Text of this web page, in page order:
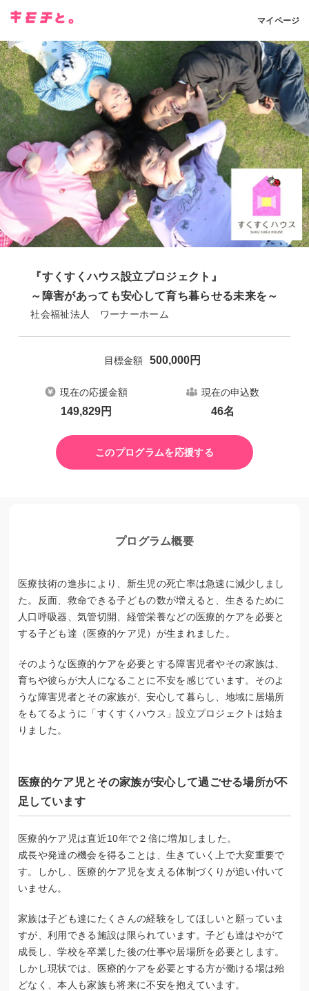
マイページ
『すくすくハウス設立プロジェクト』
～障害があっても安心して育ち暮らせる未来を～
社会福祉法人 ワーナーホーム
目標金額 500,000円
現在の応援金額
149,829円
現在の申込数
46名
このプログラムを応援する
プログラム概要
医療技術の進歩により、新生児の死亡率は急速に減少しまし
た。反面、救命できる子どもの数が増えると、生きるために
人口呼吸器、気管切開、経管栄養などの医療的ケアを必要と
する子ども達（医療的ケア児）が生まれました。
そのような医療的ケアを必要とする障害児者やその家族は、
育ちや彼らが大人になることに不安を感じています。そのよ
うな障害児者とその家族が、安心して暮らし、地域に居場所
をもてるように「すくすくハウス」設立プロジェクトは始ま
りました。
医療的ケア児とその家族が安心して過ごせる場所が不
足しています
医療的ケア児は直近10年で２倍に増加しました。
成長や発達の機会を得ることは、生きていく上で大変重要で
す。しかし、医療的ケア児を支える体制づくりが追い付いて
いません。
家族は子ども達にたくさんの経験をしてほしいと願っていま
すが、利用できる施設は限られています。子ども達はやがて
成長し、学校を卒業した後の仕事や居場所を必要とします。
しかし現状では、医療的ケアを必要とする方が働ける場は殆
どなく、本人も家族も将来に不安を抱えています。